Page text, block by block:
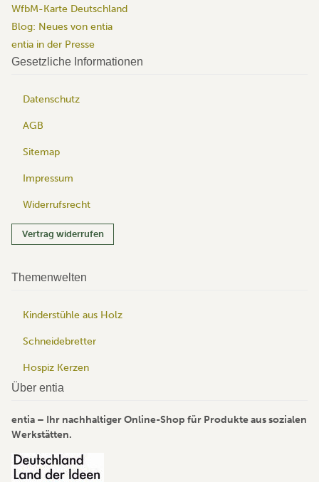
WfbM-Karte Deutschland
Blog: Neues von entia
entia in der Presse
Gesetzliche Informationen
Datenschutz
AGB
Sitemap
Impressum
Widerrufsrecht
Vertrag widerrufen
Themenwelten
Kinderstühle aus Holz
Schneidebretter
Hospiz Kerzen
Über entia
entia – Ihr nachhaltiger Online-Shop für Produkte aus sozialen
Werkstätten.